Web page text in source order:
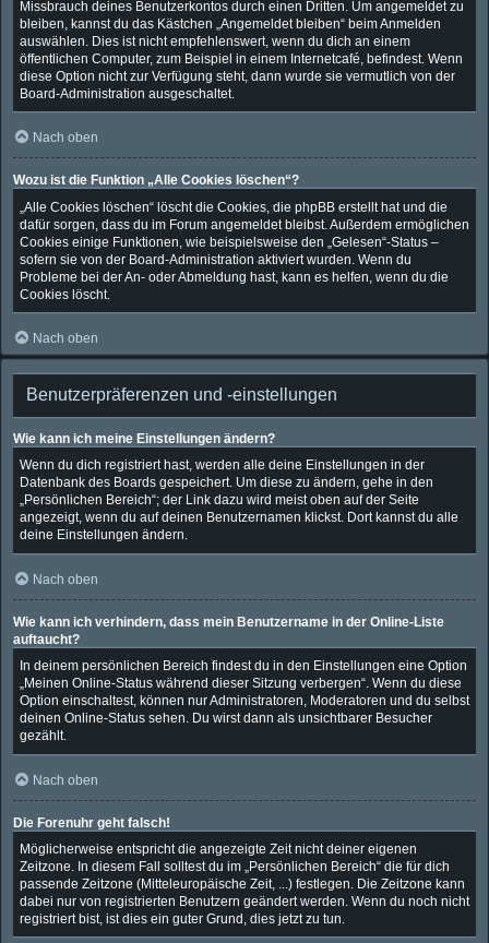
Missbrauch deines Benutzerkontos durch einen Dritten. Um angemeldet zu
bleiben, kannst du das Kästchen „Angemeldet bleiben“ beim Anmelden
auswählen. Dies ist nicht empfehlenswert, wenn du dich an einem
öffentlichen Computer, zum Beispiel in einem Internetcafé, befindest. Wenn
diese Option nicht zur Verfügung steht, dann wurde sie vermutlich von der
Board-Administration ausgeschaltet.
Nach oben
Wozu ist die Funktion „Alle Cookies löschen“?
„Alle Cookies löschen“ löscht die Cookies, die phpBB erstellt hat und die
dafür sorgen, dass du im Forum angemeldet bleibst. Außerdem ermöglichen
Cookies einige Funktionen, wie beispielsweise den „Gelesen“-Status –
sofern sie von der Board-Administration aktiviert wurden. Wenn du
Probleme bei der An- oder Abmeldung hast, kann es helfen, wenn du die
Cookies löscht.
Nach oben
Benutzerpräferenzen und -einstellungen
Wie kann ich meine Einstellungen ändern?
Wenn du dich registriert hast, werden alle deine Einstellungen in der
Datenbank des Boards gespeichert. Um diese zu ändern, gehe in den
„Persönlichen Bereich“; der Link dazu wird meist oben auf der Seite
angezeigt, wenn du auf deinen Benutzernamen klickst. Dort kannst du alle
deine Einstellungen ändern.
Nach oben
Wie kann ich verhindern, dass mein Benutzername in der Online-Liste
auftaucht?
In deinem persönlichen Bereich findest du in den Einstellungen eine Option
„Meinen Online-Status während dieser Sitzung verbergen“. Wenn du diese
Option einschaltest, können nur Administratoren, Moderatoren und du selbst
deinen Online-Status sehen. Du wirst dann als unsichtbarer Besucher
gezählt.
Nach oben
Die Forenuhr geht falsch!
Möglicherweise entspricht die angezeigte Zeit nicht deiner eigenen
Zeitzone. In diesem Fall solltest du im „Persönlichen Bereich“ die für dich
passende Zeitzone (Mitteleuropäische Zeit, ...) festlegen. Die Zeitzone kann
dabei nur von registrierten Benutzern geändert werden. Wenn du noch nicht
registriert bist, ist dies ein guter Grund, dies jetzt zu tun.